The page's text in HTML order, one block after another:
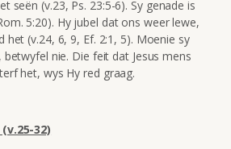
seën (v.23, Ps. 23:5-6). Sy genade is
5:20). Hy jubel dat ons weer lewe,
het (v.24, 6, 9, Ef. 2:1, 5). Moenie sy
nie. Die feit dat Jesus mens
het, wys Hy red graag.
32)